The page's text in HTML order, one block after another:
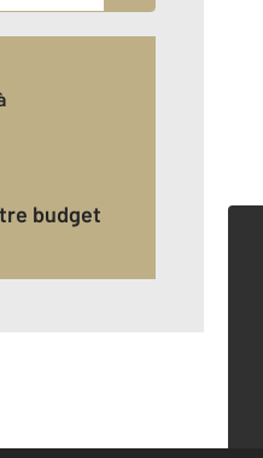
budget